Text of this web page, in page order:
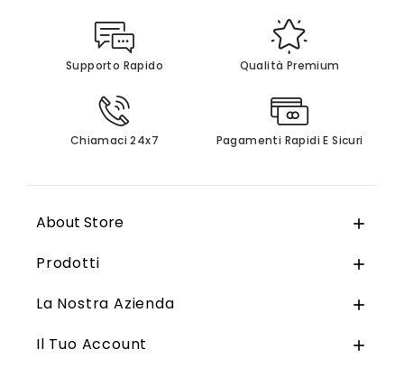
Supporto Rapido Qualità Premium
Chiamaci 24x7 Pagamenti Rapidi E Sicuri
About Store 
Prodotti 
La Nostra Azienda 
Il Tuo Account 